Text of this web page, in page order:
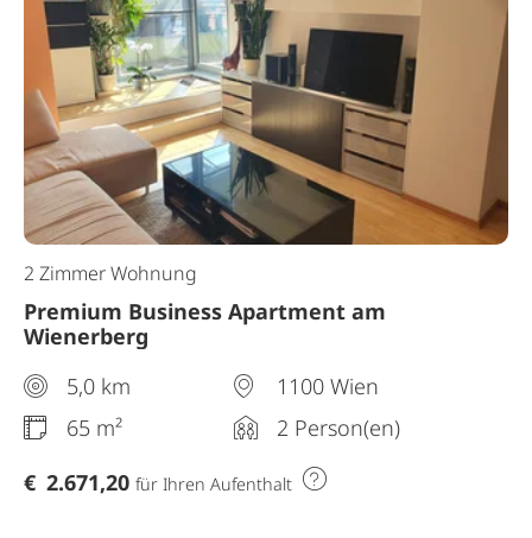
2 Zimmer Wohnung
Premium Business Apartment am
Wienerberg
5,0 km
1100 Wien
65 m²
2 Person(en)
€ 2.671,20 für Ihren Aufenthalt